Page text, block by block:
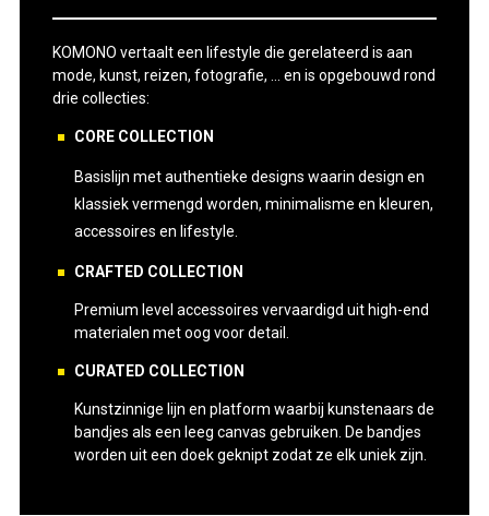
KOMONO vertaalt een lifestyle die gerelateerd is aan
mode, kunst, reizen, fotografie, … en is opgebouwd rond
drie collecties:
CORE COLLECTION
Basislijn met authentieke designs waarin design en
klassiek vermengd worden, minimalisme en kleuren,
accessoires en lifestyle.
CRAFTED COLLECTION
Premium level accessoires vervaardigd uit high-end
materialen met oog voor detail.
CURATED COLLECTION
Kunstzinnige lijn en platform waarbij kunstenaars de
bandjes als een leeg canvas gebruiken. De bandjes
worden uit een doek geknipt zodat ze elk uniek zijn.